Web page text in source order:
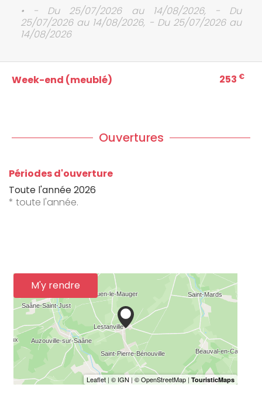
• - Du 25/07/2026 au 14/08/2026, - Du
25/07/2026 au 14/08/2026, - Du 25/07/2026 au
14/08/2026
Week-end (meublé) 253 €
Ouvertures
Périodes d'ouverture
Toute l'année 2026
* toute l'année.
M'y rendre